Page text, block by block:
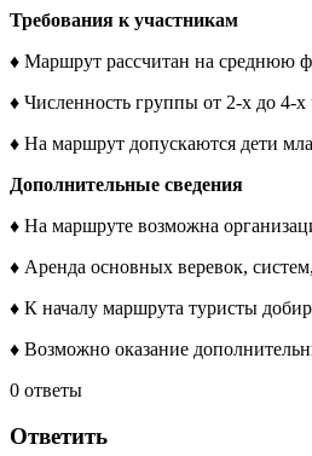
Требования к участникам
♦ Маршрут рассчитан на среднюю
♦ Численность группы от 2-х до 4-х
♦ На маршрут допускаются дети
Дополнительные сведения
♦ На маршруте возможна
♦ Аренда основных веревок,
♦ К началу маршрута туристы
♦ Возможно оказание
0 ответы
Ответить